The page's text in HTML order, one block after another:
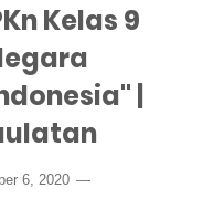
Kelas 9
|
6, 2020